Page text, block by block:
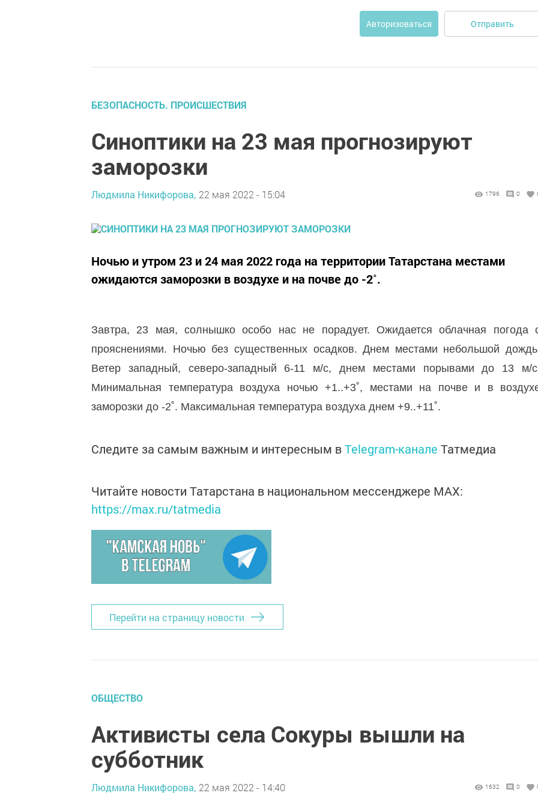
Авторизоваться Отправить
БЕЗОПАСНОСТЬ. ПРОИСШЕСТВИЯ
Синоптики на 23 мая прогнозируют
заморозки
Людмила Никифорова, 22 мая 2022 - 15:04 1796 0
Ночью и утром 23 и 24 мая 2022 года на территории Татарстана местами
ожидаются заморозки в воздухе и на почве до -2˚.
Завтра, 23 мая, солнышко особо нас не порадует. Ожидается облачная погода
прояснениями. Ночью без существенных осадков. Днем местами небольшой
Ветер западный, северо-западный 6-11 м/с, днем местами порывами до 13 м/
Минимальная температура воздуха ночью +1..+3˚, местами на почве и в
заморозки до -2˚. Максимальная температура воздуха днем +9..+11˚.
Следите за самым важным и интересным вTelegram-канале Татмедиа
Читайте новости Татарстана в национальном мессенджере MАХ:
https://max.ru/tatmedia
Перейти на страницу новости
ОБЩЕСТВО
Активисты села Сокуры вышли на
субботник
Людмила Никифорова, 22 мая 2022 - 14:40 1632 0